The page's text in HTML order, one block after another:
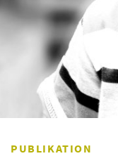
PUBLIKATION